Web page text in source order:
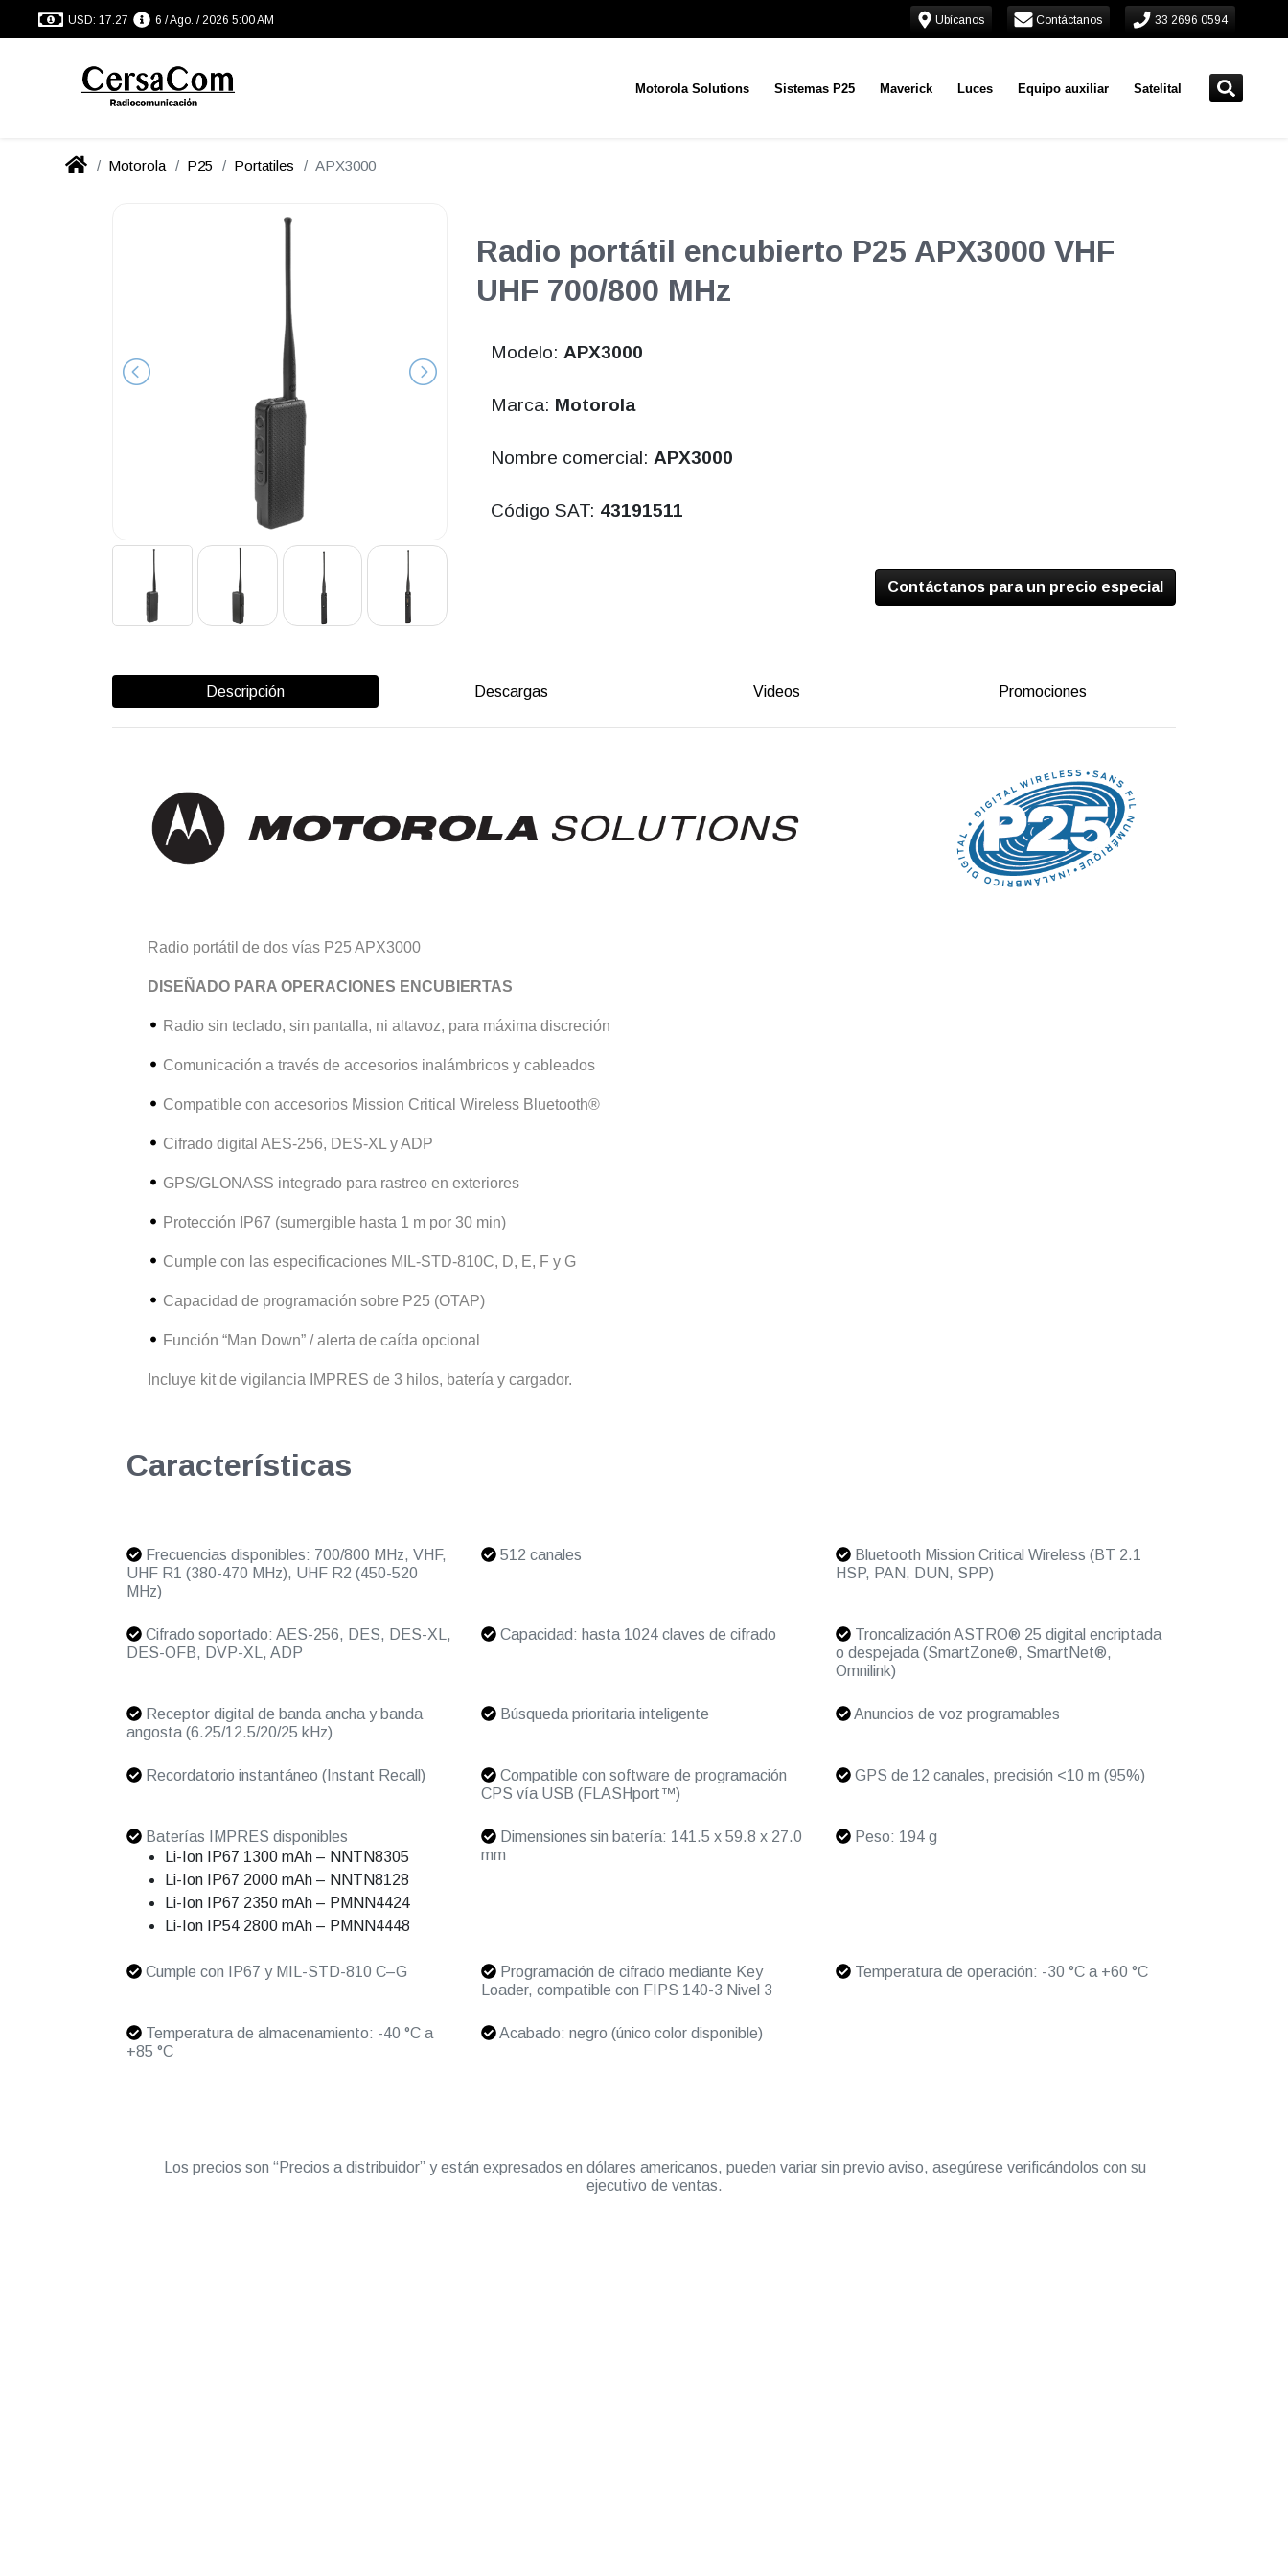
USD: 17.27 6 / Ago. / 2026 5:00 AM Ubícanos Contáctanos 33 2696 0594
Motorola Solutions Sistemas P25 Maverick Luces Equipo auxiliar Satelital
Motorola P25 Portatiles APX3000
Radio portátil encubierto P25 APX3000 VHF
UHF 700/800 MHz
Modelo: APX3000
Marca: Motorola
Nombre comercial: APX3000
Código SAT: 43191511
Contáctanos para un precio especial
Descripción Descargas Videos Promociones
Radio portátil de dos vías P25 APX3000
DISEÑADO PARA OPERACIONES ENCUBIERTAS
Radio sin teclado, sin pantalla, ni altavoz, para máxima discreción
Comunicación a través de accesorios inalámbricos y cableados
Compatible con accesorios Mission Critical Wireless Bluetooth®
Cifrado digital AES-256, DES-XL y ADP
GPS/GLONASS integrado para rastreo en exteriores
Protección IP67 (sumergible hasta 1 m por 30 min)
Cumple con las especificaciones MIL-STD-810C, D, E, F y G
Capacidad de programación sobre P25 (OTAP)
Función “Man Down” / alerta de caída opcional
Incluye kit de vigilancia IMPRES de 3 hilos, batería y cargador.
Características
Frecuencias disponibles: 700/800 MHz, VHF,
UHF R1 (380-470 MHz), UHF R2 (450-520
MHz)
512 canales
Bluetooth Mission Critical Wireless (BT 2.1
HSP, PAN, DUN, SPP)
Cifrado soportado: AES-256, DES, DES-XL,
DES-OFB, DVP-XL, ADP
Capacidad: hasta 1024 claves de cifrado
Troncalización ASTRO® 25 digital encriptada
o despejada (SmartZone®, SmartNet®,
Omnilink)
Receptor digital de banda ancha y banda
angosta (6.25/12.5/20/25 kHz)
Búsqueda prioritaria inteligente Anuncios de voz programables
Recordatorio instantáneo (Instant Recall)
Compatible con software de programación
CPS vía USB (FLASHport™)
GPS de 12 canales, precisión <10 m (95%)
Baterías IMPRES disponibles
Li-Ion IP67 1300 mAh – NNTN8305
Li-Ion IP67 2000 mAh – NNTN8128
Li-Ion IP67 2350 mAh – PMNN4424
Li-Ion IP54 2800 mAh – PMNN4448
Dimensiones sin batería: 141.5 x 59.8 x 27.0
mm
Peso: 194 g
Cumple con IP67 y MIL-STD-810 C–G
Programación de cifrado mediante Key
Loader, compatible con FIPS 140-3 Nivel 3
Temperatura de operación: -30 °C a +60 °C
Temperatura de almacenamiento: -40 °C a
+85 °C
Acabado: negro (único color disponible)
Los precios son “Precios a distribuidor” y están expresados en dólares americanos, pueden variar sin previo aviso, asegúrese verificándolos con su
ejecutivo de ventas.